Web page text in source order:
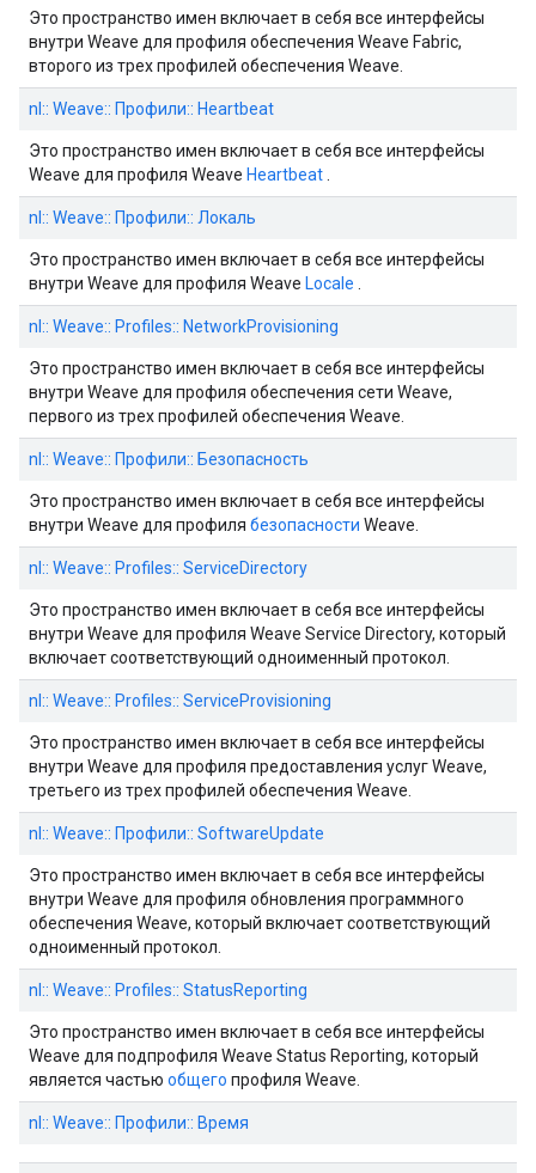
Это пространство имен включает в себя все интерфейсы
внутри Weave для профиля обеспечения Weave Fabric,
второго из трех профилей обеспечения Weave.
nl:: Weave:: Профили:: Heartbeat
Это пространство имен включает в себя все интерфейсы
Weave для профиля Weave Heartbeat
nl:: Weave:: Профили:: Локаль
Это пространство имен включает в себя все интерфейсы
внутри Weave для профиля Weave Locale
nl:: Weave:: Profiles:: NetworkProvisioning
Это пространство имен включает в себя все интерфейсы
внутри Weave для профиля обеспечения сети Weave,
первого из трех профилей обеспечения Weave.
nl:: Weave:: Профили:: Безопасность
Это пространство имен включает в себя все интерфейсы
внутри Weave для профиля безопасности Weave.
nl:: Weave:: Profiles:: ServiceDirectory
Это пространство имен включает в себя все интерфейсы
внутри Weave для профиля Weave Service Directory, который
включает соответствующий одноименный протокол.
nl:: Weave:: Profiles:: ServiceProvisioning
Это пространство имен включает в себя все интерфейсы
внутри Weave для профиля предоставления услуг Weave,
третьего из трех профилей обеспечения Weave.
nl:: Weave:: Профили:: SoftwareUpdate
Это пространство имен включает в себя все интерфейсы
внутри Weave для профиля обновления программного
обеспечения Weave, который включает соответствующий
одноименный протокол.
nl:: Weave:: Profiles:: StatusReporting
Это пространство имен включает в себя все интерфейсы
Weave для подпрофиля Weave Status Reporting, который
является частью общего профиля Weave.
nl:: Weave:: Профили:: Время